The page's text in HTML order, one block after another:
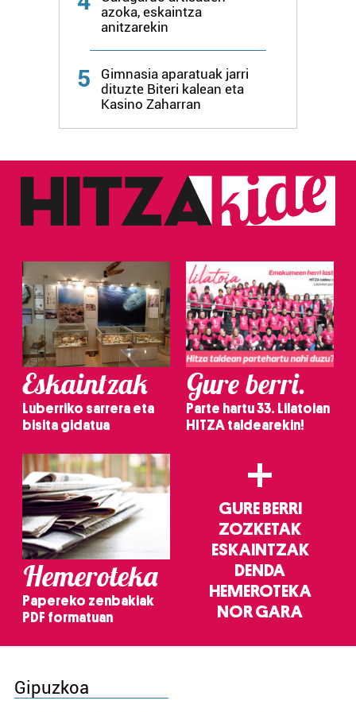
azoka, eskaintza
anitzarekin
5
Gimnasia aparatuak jarri
dituzte Biteri kalean eta
Kasino Zaharran
Eskaintzak
Luberriko sarrera eta
bisita gidatua
Gure berri.
Parte hartu 33. Lilatoian
HITZA taldearekin!
Hemeroteka
Papereko zenbakiak
PDF formatuan
+
GURE BERRI
ZOZKETAK
ESKAINTZAK
DENDA
HEMEROTEKA
NOR GARA
Gipuzkoa